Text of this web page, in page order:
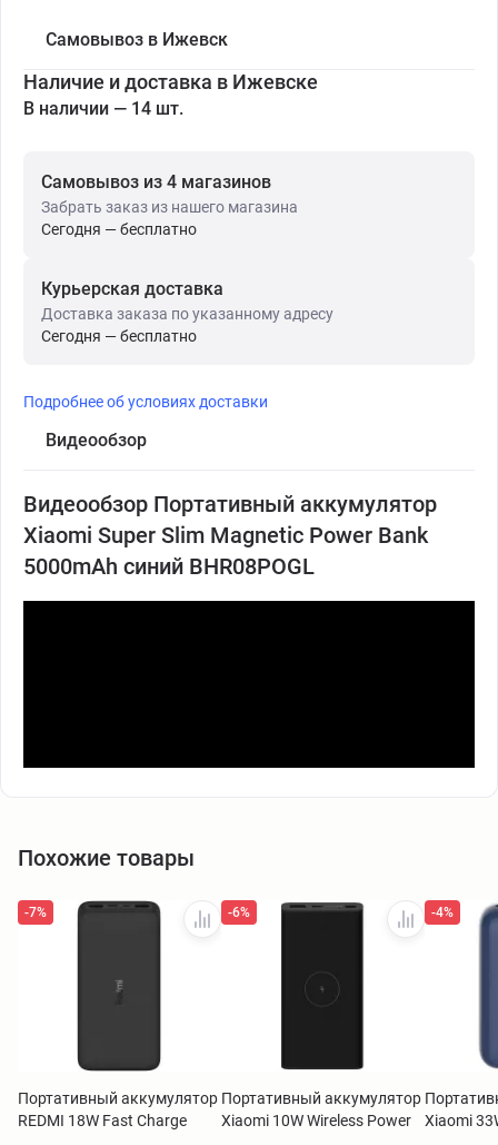
Самовывоз в Ижевск
Наличие и доставка в Ижевске
В наличии — 14 шт.
Самовывоз из 4 магазинов
Забрать заказ из нашего магазина
Сегодня — бесплатно
Курьерская доставка
Доставка заказа по указанному адресу
Сегодня — бесплатно
Подробнее об условиях доставки
Видеообзор
Видеообзор Портативный аккумулятор
Xiaomi Super Slim Magnetic Power Bank
5000mAh синий BHR08POGL
Похожие товары
-7%
Портативный аккумулятор
REDMI 18W Fast Charge
-6%
Портативный аккумулятор
Xiaomi 10W Wireless Power
-4%
Xiaomi